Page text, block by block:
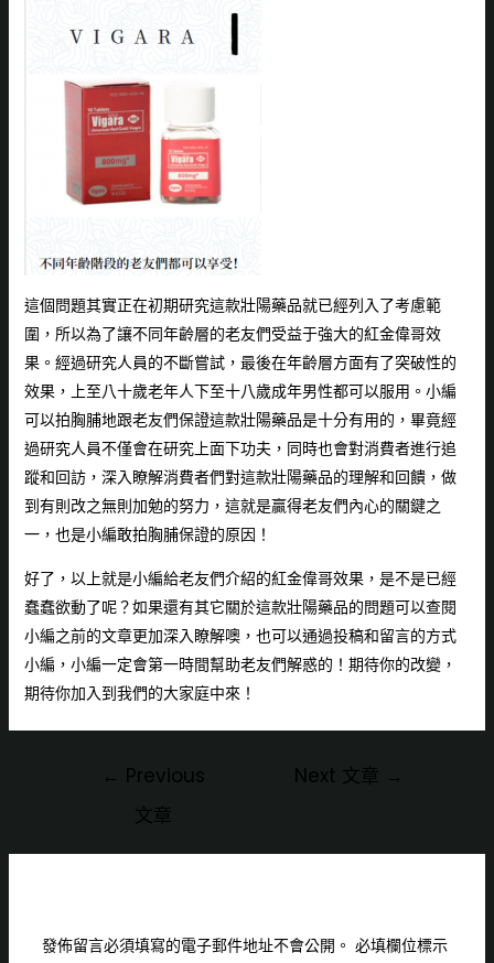
這個問題其實正在初期研究這款壯陽藥品就已經列入了考慮範
圍，所以為了讓不同年齡層的老友們受益于強大的紅金偉哥效
果。經過研究人員的不斷嘗試，最後在年齡層方面有了突破性的
效果，上至八十歲老年人下至十八歲成年男性都可以服用。小編
可以拍胸脯地跟老友們保證這款壯陽藥品是十分有用的，畢竟經
過研究人員不僅會在研究上面下功夫，同時也會對消費者進行追
蹤和回訪，深入瞭解消費者們對這款壯陽藥品的理解和回饋，做
到有則改之無則加勉的努力，這就是贏得老友們內心的關鍵之
一，也是小編敢拍胸脯保證的原因！
好了，以上就是小編給老友們介紹的紅金偉哥效果，是不是已經
蠢蠢欲動了呢？如果還有其它關於這款壯陽藥品的問題可以查閱
小編之前的文章更加深入瞭解噢，也可以通過投稿和留言的方式
小編，小編一定會第一時間幫助老友們解惑的！期待你的改變，
期待你加入到我們的大家庭中來！
← Previous
文章
Next 文章 →
發佈留言必須填寫的電子郵件地址不會公開。 必填欄位標示